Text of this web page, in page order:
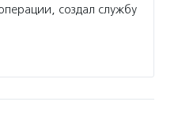
создал службу